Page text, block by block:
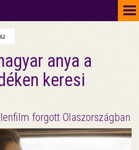
anya a
keresi
forgott Olaszországban